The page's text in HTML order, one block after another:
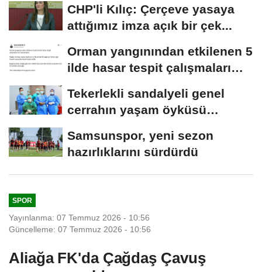
CHP'li Kılıç: Çerçeve yasaya
attığımız imza açık bir çek...
Orman yangınından etkilenen 5
ilde hasar tespit çalışmaları
Tekerlekli sandalyeli genel
cerrahın yaşam öyküsü
Samsunspor, yeni sezon
hazırlıklarını sürdürdü
SPOR
Yayınlanma: 07 Temmuz 2026 - 10:56
Güncelleme: 07 Temmuz 2026 - 10:56
Aliağa FK'da Çağdaş Çavuş